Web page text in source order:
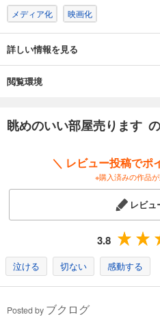
アとなり、二人の部屋にもちょっと
ところがアパート内覧会の前日、なん
たドロシーの容態は？テロの動きは？
夫婦と愛犬が直面した危機と彼らの
グなハートフル・コメディ。
メディア化 映画化
詳しい情報を見る
閲覧環境
眺めのいい部屋売ります
＼ レビュー投稿でポ
※購入済みの作品
レビュ
3.8
泣ける 切ない 感動する
Posted by ブクログ